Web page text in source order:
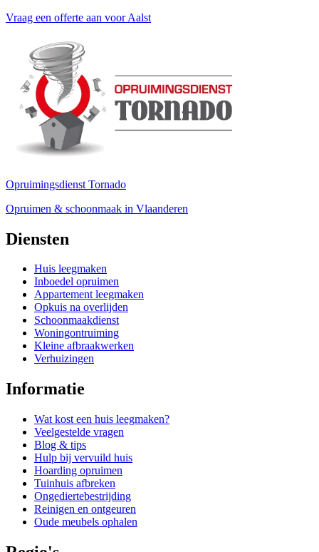
Vraag een offerte aan voorAalst
Opruimingsdienst Tornado
Opruimen & schoonmaak in Vlaanderen
Diensten
Huis leegmaken
Inboedel opruimen
Appartement leegmaken
Opkuis na overlijden
Schoonmaakdienst
Woningontruiming
Kleine afbraakwerken
Verhuizingen
Informatie
Wat kost een huis leegmaken?
Veelgestelde vragen
Blog & tips
Hulp bij vervuild huis
Hoarding opruimen
Tuinhuis afbreken
Ongediertebestrijding
Reinigen en ontgeuren
Oude meubels ophalen